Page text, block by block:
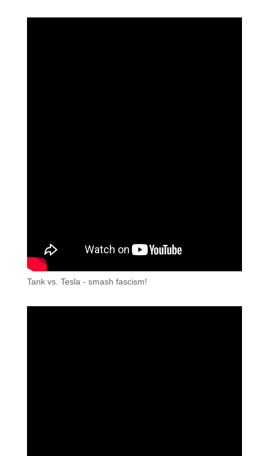
Tank vs. Tesla - smash fascism!